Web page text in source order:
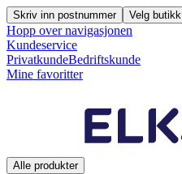
Skriv inn postnummer Velg butikk
Hopp over navigasjonen
Kundeservice
PrivatkundeBedriftskunde
Mine favoritter
Alle produkter